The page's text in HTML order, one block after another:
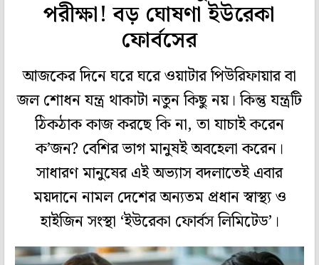
পরীক্ষা! বড় ঘোষণা ইউরেকা
ফোর্বসের
আজকের দিনে ঘরে ঘরে ওয়াটার পিউরিফায়ার বা
জল শোধন যন্ত্র থাকাটা নতুন কিছু নয়। কিন্তু যন্ত্রটি
ঠিকঠাক কাজ করছে কি না, তা যাচাই করেন
ক’জন? বেশির ভাগ মানুষই অবহেলা করেন।
সাধারণ মানুষের এই অভ্যাস বদলাতেই এবার
ময়দানে নামল দেশের অন্যতম প্রধান স্বাস্থ্য ও
হাইজিন সংস্থা ‘ইউরেকা ফোর্বস লিমিটেড’।